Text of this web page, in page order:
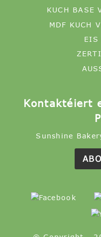
KUCH BASE
MDF KUCH
EIS
Kontaktéiert
Sunshine